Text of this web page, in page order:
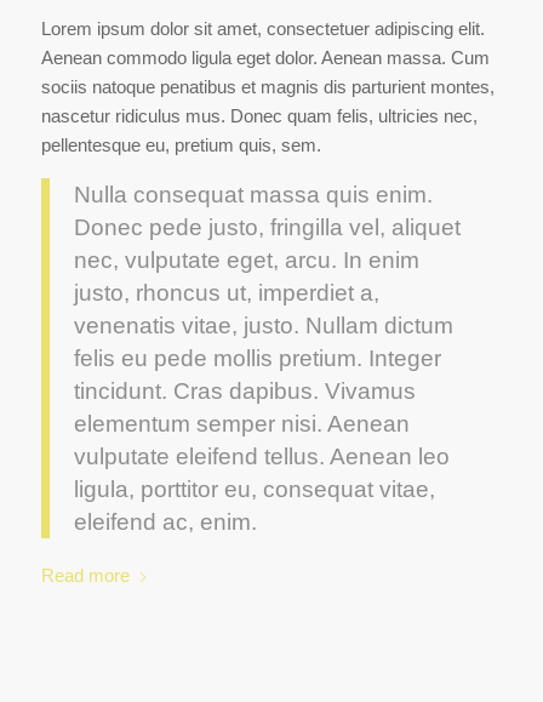
Lorem ipsum dolor sit amet, consectetuer adipiscing elit.
Aenean commodo ligula eget dolor. Aenean massa. Cum
sociis natoque penatibus et magnis dis parturient montes,
nascetur ridiculus mus. Donec quam felis, ultricies nec,
pellentesque eu, pretium quis, sem.
Nulla consequat massa quis enim.
Donec pede justo, fringilla vel, aliquet
nec, vulputate eget, arcu. In enim
justo, rhoncus ut, imperdiet a,
venenatis vitae, justo. Nullam dictum
felis eu pede mollis pretium. Integer
tincidunt. Cras dapibus. Vivamus
elementum semper nisi. Aenean
vulputate eleifend tellus. Aenean leo
ligula, porttitor eu, consequat vitae,
eleifend ac, enim.
Read more